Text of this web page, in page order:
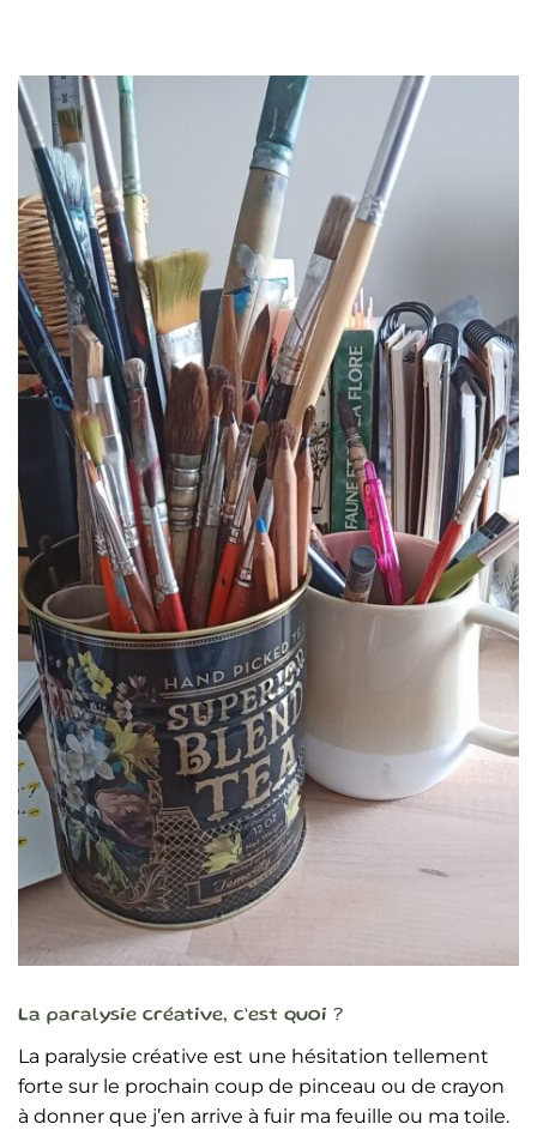
La paralysie créative, c’est quoi ?
La paralysie créative est une hésitation tellement
forte sur le prochain coup de pinceau ou de crayon
à donner que j’en arrive à fuir ma feuille ou ma toile.